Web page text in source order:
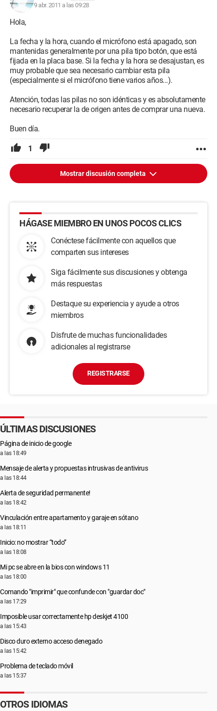
9 abr. 2011 a las 09:28
Hola,
La fecha y la hora, cuando el micrófono está apagado, son
mantenidas generalmente por una pila tipo botón, que está
fijada en la placa base. Si la fecha y la hora se desajustan, es
muy probable que sea necesario cambiar esta pila
(especialmente si el micrófono tiene varios años...).
Atención, todas las pilas no son idénticas y es absolutamente
necesario recuperar la de origen antes de comprar una nueva.
Buen día.
1
Mostrar discusión completa
HÁGASE MIEMBRO EN UNOS POCOS CLICS
Conéctese fácilmente con aquellos que
comparten sus intereses
Siga fácilmente sus discusiones y obtenga
más respuestas
Destaque su experiencia y ayude a otros
miembros
Disfrute de muchas funcionalidades
adicionales al registrarse
REGISTRARSE
ÚLTIMAS DISCUSIONES
Página de inicio de google
a las 18:49
Mensaje de alerta y propuestas intrusivas de antivirus
a las 18:44
Alerta de seguridad permanente!
a las 18:42
Vinculación entre apartamento y garaje en sótano
a las 18:11
Inicio: no mostrar “todo”
a las 18:08
Mi pc se abre en la bios con windows 11
a las 18:00
Comando "imprimir" que confunde con "guardar doc"
a las 17:29
Imposible usar correctamente hp deskjet 4100
a las 15:43
Disco duro externo acceso denegado
a las 15:42
Problema de teclado móvil
a las 15:37
OTROS IDIOMAS